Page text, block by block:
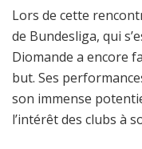
Lors de cette
de Bundesliga, qui
Diomande a encore
but. Ses
son immense
l’intérêt des clubs à